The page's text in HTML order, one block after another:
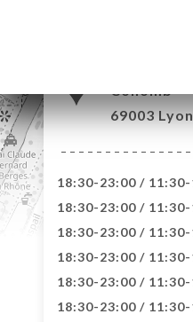
Collomb
69003
11:30-15:00 /
11:30-15:00 /
11:30-15:00 /
11:30-15:00 /
11:30-15:00 /
11:30-15:00 /